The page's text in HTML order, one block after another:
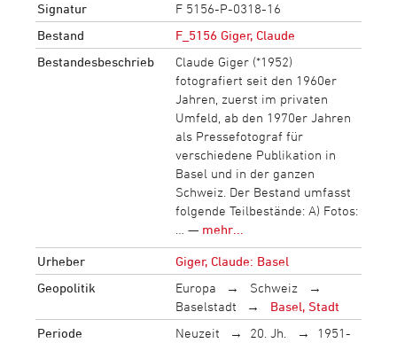
Signatur
F 5156-P-0318-16
Bestand
F_5156 Giger, Claude
Bestandesbeschrieb
Claude Giger (*1952)
fotografiert seit den 1960er
Jahren, zuerst im privaten
Umfeld, ab den 1970er Jahren
als Pressefotograf für
verschiedene Publikation in
Basel und in der ganzen
Schweiz. Der Bestand umfasst
folgende Teilbestände: A) Fotos:
… — mehr...
Urheber
Giger, Claude: Basel
Geopolitik
Europa
Schweiz
Baselstadt
Basel, Stadt
Periode
Neuzeit 20. Jh.
1951-